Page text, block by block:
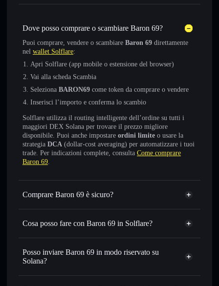
Dove posso comprare o scambiare Baron 69?
Puoi comprare, vendere o scambiare Baron 69 direttamente
nel wallet Solflare:
Apri Solflare (app mobile o estensione del browser)
Vai alla scheda Scambia
Seleziona BARON69 come token da comprare o vendere
Inserisci l’importo e conferma lo scambio
Solflare utilizza il routing intelligente dell’ordine su tutti i
maggiori DEX Solana per trovare il prezzo migliore
disponibile. Puoi anche impostare ordini limite o usare la
strategia DCA (dollar-cost averaging) per automatizzare i tuoi
trade. Per indicazioni complete, consulta Come comprare
Baron 69.
Comprare Baron 69 è sicuro?
Baron 69 non è verificato
Cosa posso fare con Baron 69 in Solflare?
Baron 69
wallet Solflare
Scambiare istantaneamente— scambia BARON69 in
SOL, USDC o in migliaia di altri token Solana al prezzo
Posso inviare Baron 69 in modo riservato su
Solana?
Aggregatore di privacy